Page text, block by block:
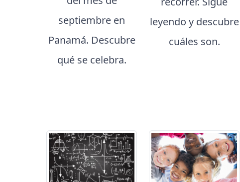
septiembre en
Panamá. Descubre
qué se celebra.
leyendo y descubre
cuáles son.